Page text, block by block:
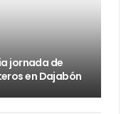
jornada de
en Dajabón